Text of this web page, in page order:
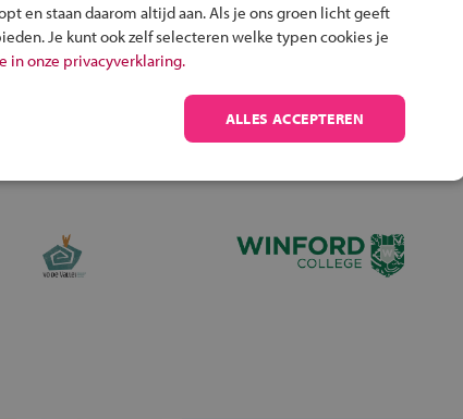
om je kind aan te melden bij
en staan daarom altijd aan. Als je ons groen licht geeft
Je kunt ook zelf selecteren welke typen cookies je
in onze privacyverklaring.
ALLES ACCEPTEREN